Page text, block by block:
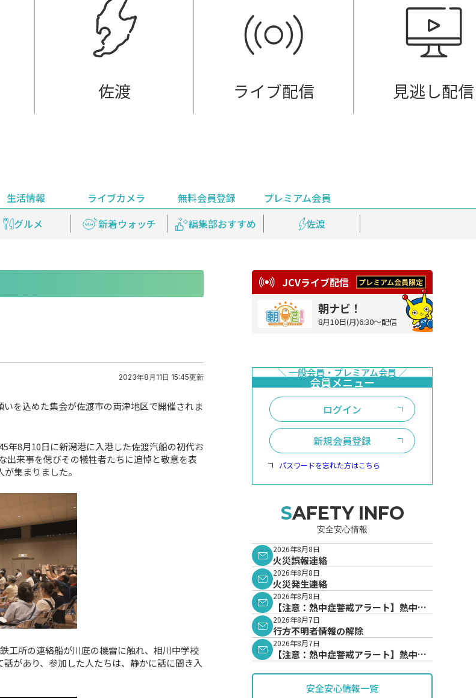
佐渡 ライブ配信 見逃し配信
グルメ 新着ウォッチ 編集部おすすめ 佐渡
生活情報
天気 上越妙高百景 鉄道情報
ライブカメラ 無料会員登録
プレミアム会員
見逃し配信 プレミアム会員登録
2023年8月11日 15:45更新
を込めた集会が佐渡市の両津地区で開催されま
年8月10日に新潟港に入港した佐渡汽船の初代お
出来事を偲びその犠牲者たちに追悼と敬意を表
集まりました。
工所の連絡船が川底の機雷に触れ、相川中学校
があり、参加した人たちは、静かに話に聞き入
JCVライブ配信
朝ナビ！
8月10日(月)6:30～配信
ログイン
新規会員登録
パスワードを忘れた方はこちら
SAFETY INFO
安全安心情報
2026年8月8日
火災誤報連絡
2026年8月8日
火災発生連絡
2026年8月8日
【注意：熱中症警戒アラート】熱中症
警戒アラートが発表されています。
2026年8月7日
行方不明者情報の解除
2026年8月7日
【注意：熱中症警戒アラート】熱中症
安全安心情報一覧